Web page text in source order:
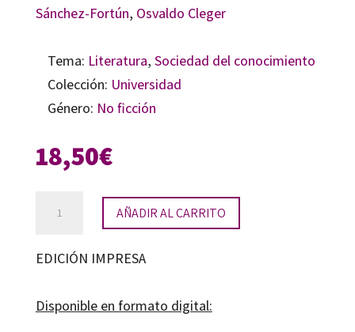
Sánchez-Fortún, Osvaldo Cleger
Tema: Literatura, Sociedad del conocimiento
Colección: Universidad
Género: No ficción
18,50€
hipertextuales
en
aula
AÑADIR AL CARRITO
EDICIÓN IMPRESA
Disponible en formato digital: